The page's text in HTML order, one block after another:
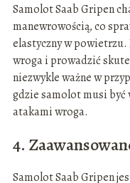
Samolot Saab Gripen
manewrowością, co
elastyczny w
wroga i prowadzić
niezwykle ważne w
gdzie samolot musi
atakami wroga.
4.
Samolot Saab Gripen